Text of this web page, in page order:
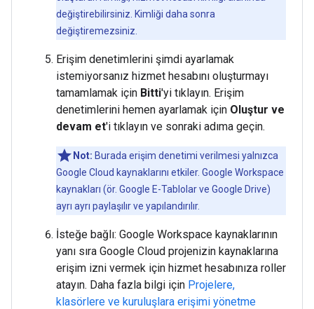
değiştirebilirsiniz. Kimliği daha sonra
değiştiremezsiniz.
Erişim denetimlerini şimdi ayarlamak
istemiyorsanız hizmet hesabını oluşturmayı
tamamlamak için Bitti'yi tıklayın. Erişim
denetimlerini hemen ayarlamak için Oluştur ve
devam et'i tıklayın ve sonraki adıma geçin.
Not: Burada erişim denetimi verilmesi yalnızca
Google Cloud kaynaklarını etkiler. Google Workspace
kaynakları (ör. Google E-Tablolar ve Google Drive)
ayrı ayrı paylaşılır ve yapılandırılır.
İsteğe bağlı: Google Workspace kaynaklarının
yanı sıra Google Cloud projenizin kaynaklarına
erişim izni vermek için hizmet hesabınıza roller
atayın. Daha fazla bilgi için Projelere,
klasörlere ve kuruluşlara erişimi yönetme